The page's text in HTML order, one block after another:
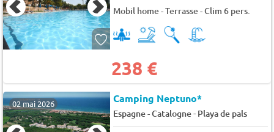
Mobil home - Terrasse - Clim 6 pers.
238 €
02 mai 2026 Camping Neptuno*
Espagne - Catalogne- Playa de pals